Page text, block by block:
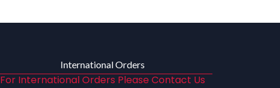
International Orders
For International Orders Please Contact Us